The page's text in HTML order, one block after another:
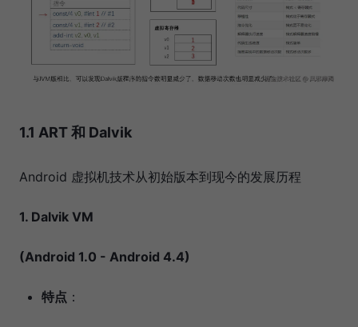
1.1 ART 和 Dalvik
Android 虚拟机技术从初始版本到现今的发展历程
1. Dalvik VM
(Android 1.0 - Android 4.4)
特点 ：